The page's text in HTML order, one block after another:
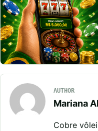
AUTHOR
Mariana
Cobre